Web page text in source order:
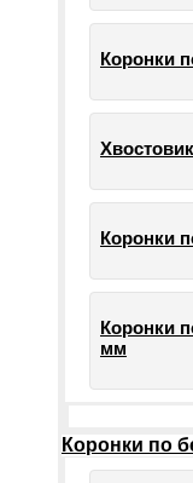
Коронки
Коронки
Коронки
мм
Коронки по